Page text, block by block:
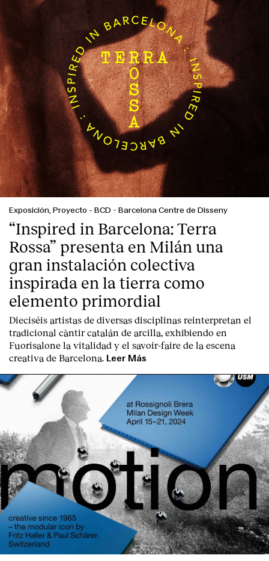
Exposición, Proyecto - BCD - Barcelona Centre de Disseny
“Inspired in Barcelona: Terra
Rossa” presenta en Milán una
gran instalación colectiva
inspirada en la tierra como
elemento primordial
Dieciséis artistas de diversas disciplinas reinterpretan el
tradicional càntir catalán de arcilla, exhibiendo en
Fuorisalone la vitalidad y el savoir-faire de la escena
creativa de Barcelona.
Leer Más